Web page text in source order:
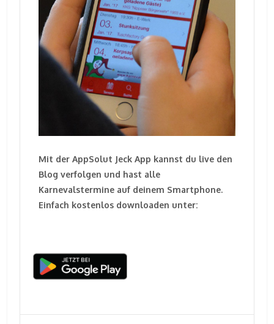
Mit der AppSolut Jeck App kannst du live den
Blog verfolgen und hast alle
Karnevalstermine auf deinem Smartphone.
Einfach kostenlos downloaden unter: